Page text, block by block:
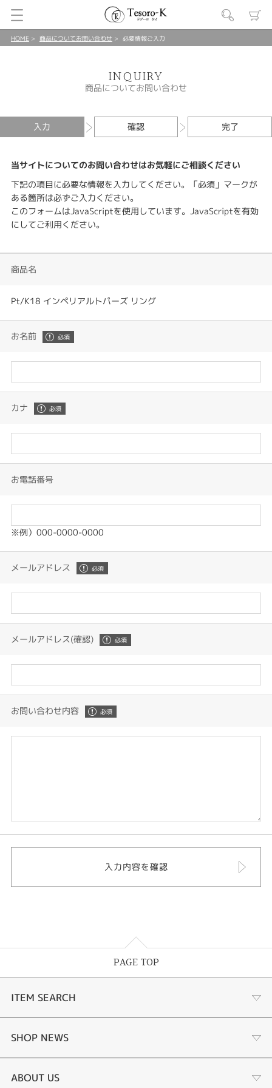
HOME 商品についてお問い合わせ 必要情報ご入力
INQUIRY
商品についてお問い合わせ
入力 確認 完了
当サイトについてのお問い合わせはお気軽にご相談ください
下記の項目に必要な情報を入力してください。「必須」マークが
ある箇所は必ずご入力ください。
このフォームはJavaScriptを使用しています。JavaScriptを有効
にしてご利用ください。
商品名
Pt/K18 インペリアルトパーズ リング
お名前
カナ
お電話番号
※例）000-0000-0000
メールアドレス
メールアドレス(確認)
お問い合わせ内容
PAGE TOP
ITEM SEARCH
婚約指輪
結婚指輪
SHOP NEWS
ジュエリーリフォーム
ABOUT US